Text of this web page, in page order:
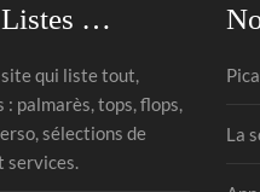
Listes …
qui liste tout,
palmarès, tops, flops,
sélections de
services.
La